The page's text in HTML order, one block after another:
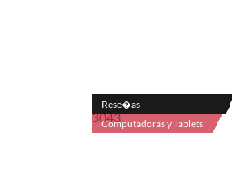
Rese�as
Computadoras y Tablets